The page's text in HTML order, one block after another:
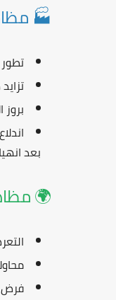
🏭
بروز
اندلاع
بعد
🌍
فرض